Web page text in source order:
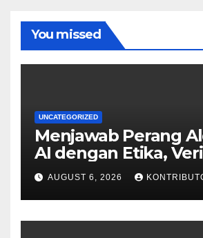
You missed
UNCATEGORIZED
Menjawab Perang
AI dengan Etika,
dan Media
AUGUST 6, 2026